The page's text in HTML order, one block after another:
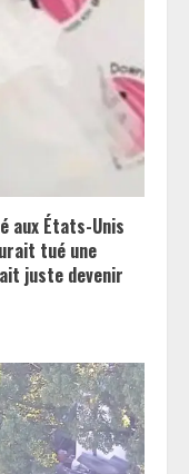
aux États-Unis
tué une
juste devenir